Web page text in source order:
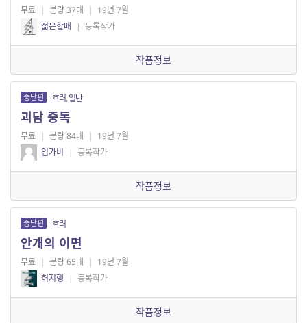
무료 | 분량 37매 | 19년 7월
젊은할배
| 등록작가
작품정보
중단편 호러, 일반
괴담 중독
무료 | 분량 84매 | 19년 7월
임가비
| 등록작가
작품정보
중단편 호러
안개의 이면
무료 | 분량 65매 | 19년 7월
허지행
| 등록작가
작품정보